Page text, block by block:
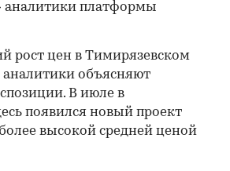
платформы
рост цен в Тимирязевском
аналитики объясняют
В июле в
появился новый проект
высокой средней ценой